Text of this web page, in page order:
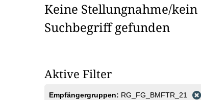
x
Keine Stellungnahme/kein
Suchbegriff gefunden
Aktive Filter
Empfängergruppen: RG_FG_BMFTR_21